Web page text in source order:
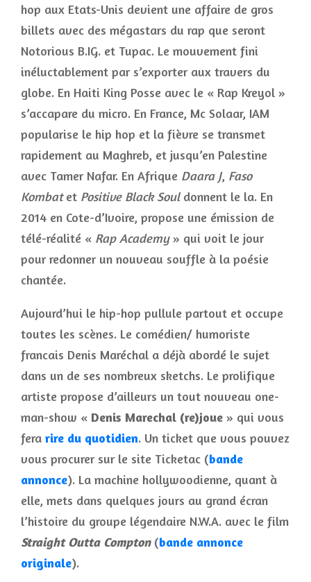
hop aux Etats-Unis devient une affaire de gros
billets avec des mégastars du rap que seront
Notorious B.IG. et Tupac. Le mouvement fini
inéluctablement par s’exporter aux travers du
globe. En Haiti King Posse avec le « Rap Kreyol »
s’accapare du micro. En France, Mc Solaar, IAM
popularise le hip hop et la fièvre se transmet
rapidement au Maghreb, et jusqu’en Palestine
avec Tamer Nafar. En Afrique Daara J, Faso
Kombatet Positive Black Souldonnent le la. En
2014 en Cote-d’Ivoire, propose une émission de
télé-réalité « Rap Academy» qui voit le jour
pour redonner un nouveau souffle à la poésie
chantée.
Aujourd’hui le hip-hop pullule partout et occupe
toutes les scènes. Le comédien/ humoriste
francais Denis Maréchal a déjà abordé le sujet
dans un de ses nombreux sketchs. Le prolifique
artiste propose d’ailleurs un tout nouveau one-
man-show « Denis Marechal (re)joue » qui vous
fera rire du quotidien. Un ticket que vous pouvez
vous procurer sur le site Ticketac (bande
annonce). La machine hollywoodienne, quant à
elle, mets dans quelques jours au grand écran
l’histoire du groupe légendaire N.W.A. avec le film
Straight Outta Compton(bande annonce
originale).